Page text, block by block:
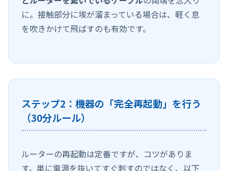
に。接触部分に埃が溜まっている場合は、軽く息
を吹きかけて飛ばすのも有効です。
ステップ2：機器の「完全再起動」を行う
（30分ルール）
ルーターの再起動は定番ですが、コツがありま
す。単に電源を抜いてすぐ刺すのではなく、以下